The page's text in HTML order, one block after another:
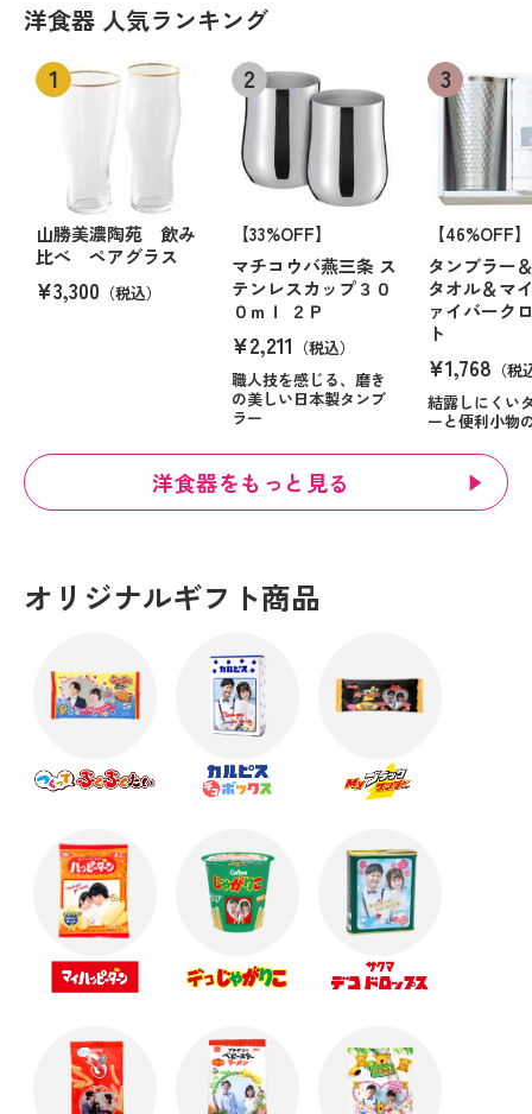
洋食器 人気ランキング
山勝美濃陶苑 飲み
比べ ペアグラス
¥3,300 （税込）
【33%OFF】
マチコウバ燕三条 ス
テンレスカップ３０
０ｍｌ ２Ｐ
¥2,211 （税込）
職人技を感じる、磨き
の美しい日本製タンブ
ラー
【46%OFF】
タンブラー
タオル＆マ
ァイバーク
ト
¥1,768 （税
結露しにくい
ーと便利小物
洋食器をもっと見る
オリジナルギフト商品